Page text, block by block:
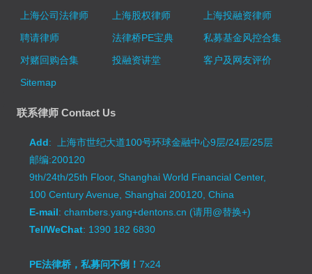
上海公司法律师
上海股权律师
上海投融资律师
聘请律师
法律桥PE宝典
私募基金风控合集
对赌回购合集
投融资讲堂
客户及网友评价
Sitemap
联系律师 Contact Us
Add: 上海市世纪大道100号环球金融中心9层/24层/25层
邮编:200120
9th/24th/25th Floor, Shanghai World Financial Center,
100 Century Avenue, Shanghai 200120, China
E-mail: chambers.yang+dentons.cn (请用@替换+)
Tel/WeChat: 1390 182 6830
PE法律桥，私募问不倒！7x24